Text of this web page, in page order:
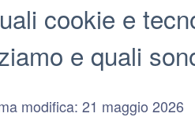
cookie e
e quali
modifica: 21 maggio 2026